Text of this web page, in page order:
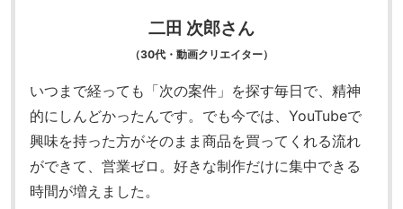
二田 次郎さん
（30代・動画クリエイター）
いつまで経っても「次の案件」を探す毎日で、精神
的にしんどかったんです。 でも今では、YouTubeで
興味を持った方がそのまま商品を買ってくれる流れ
ができて、営業ゼロ。好きな制作だけに集中できる
時間が増えました。